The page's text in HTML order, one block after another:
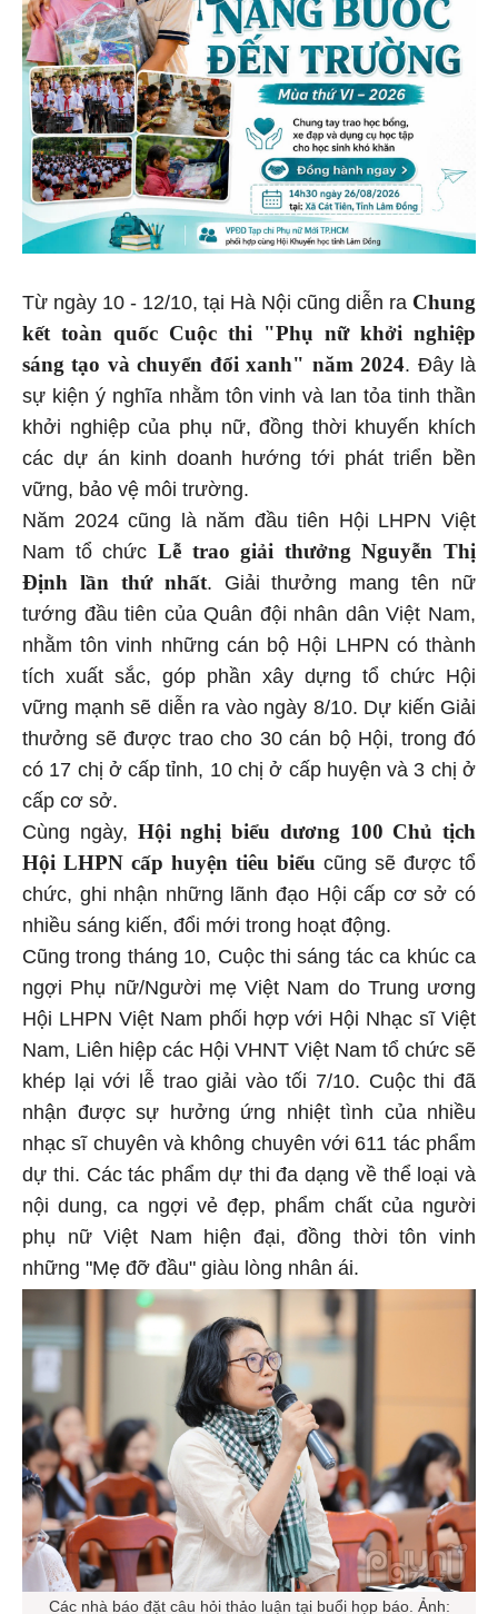
Từ ngày 10 - 12/10, tại Hà Nội cũng diễn ra Chung
kết toàn quốc Cuộc thi "Phụ nữ khởi nghiệp
sáng tạo và chuyển đổi xanh" năm 2024 . Đây là
sự kiện ý nghĩa nhằm tôn vinh và lan tỏa tinh thần
khởi nghiệp của phụ nữ, đồng thời khuyến khích
các dự án kinh doanh hướng tới phát triển bền
vững, bảo vệ môi trường.
Năm 2024 cũng là năm đầu tiên Hội LHPN Việt
Nam tổ chức Lễ trao giải thưởng Nguyễn Thị
Định lần thứ nhất. Giải thưởng mang tên nữ
tướng đầu tiên của Quân đội nhân dân Việt Nam,
nhằm tôn vinh những cán bộ Hội LHPN có thành
tích xuất sắc, góp phần xây dựng tổ chức Hội
vững mạnh sẽ diễn ra vào ngày 8/10. Dự kiến Giải
thưởng sẽ được trao cho 30 cán bộ Hội, trong đó
có 17 chị ở cấp tỉnh, 10 chị ở cấp huyện và 3 chị ở
cấp cơ sở.
Cùng ngày, Hội nghị biểu dương 100 Chủ tịch
Hội LHPN cấp huyện tiêu biểu cũng sẽ được tổ
chức, ghi nhận những lãnh đạo Hội cấp cơ sở có
nhiều sáng kiến, đổi mới trong hoạt động.
Cũng trong tháng 10, Cuộc thi sáng tác ca khúc ca
ngợi Phụ nữ/Người mẹ Việt Nam do Trung ương
Hội LHPN Việt Nam phối hợp với Hội Nhạc sĩ Việt
Nam, Liên hiệp các Hội VHNT Việt Nam tổ chức sẽ
khép lại với lễ trao giải vào tối 7/10. Cuộc thi đã
nhận được sự hưởng ứng nhiệt tình của nhiều
nhạc sĩ chuyên và không chuyên với 611 tác phẩm
dự thi. Các tác phẩm dự thi đa dạng về thể loại và
nội dung, ca ngợi vẻ đẹp, phẩm chất của người
phụ nữ Việt Nam hiện đại, đồng thời tôn vinh
những "Mẹ đỡ đầu" giàu lòng nhân ái.
Các nhà báo đặt câu hỏi thảo luận tại buổi họp báo. Ảnh: